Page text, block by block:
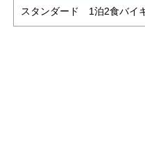
スタンダード 1泊2食バイ